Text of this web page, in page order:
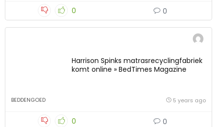
0 0
Harrison Spinks matrasrecyclingfabriek
komt online » BedTimes Magazine
BEDDENGOED 5 years ago
0 0